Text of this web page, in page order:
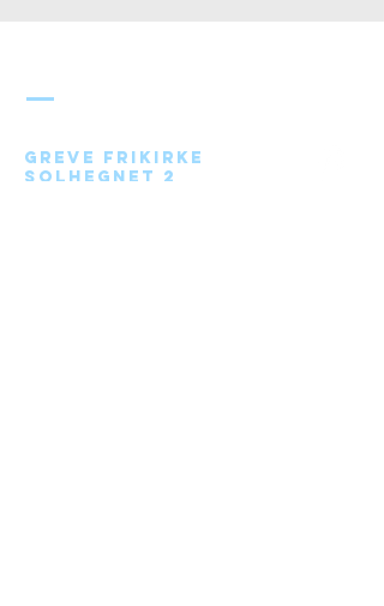
Greve Frikirke
Solhegnet 2